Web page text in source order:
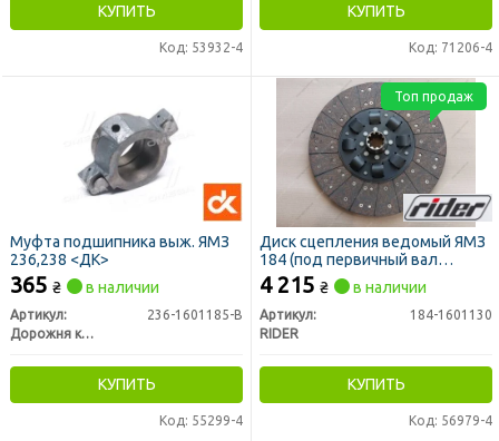
КУПИТЬ
Код: 53932-4
КУПИТЬ
Код: 71206-4
Муфта подшипника выж. ЯМЗ
236,238 <ДК>
365 ₴ в наличии
Артикул:
236-1601185-В
Дорожня карта
КУПИТЬ
Код: 55299-4
Диск сцепления ведомый ЯМЗ
184 (под первичный вал
50,7мм) (RIDER)
4 215 ₴ в наличии
Артикул:
184-1601130
RIDER
КУПИТЬ
Код: 56979-4
Топ продаж